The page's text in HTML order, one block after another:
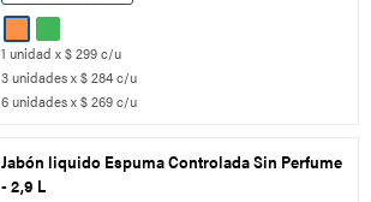
1 unidad x $ 299 c/u
3 unidades x $ 284 c/u
6 unidades x $ 269 c/u
Jabón liquido Espuma Controlada Sin Perfume
- 2,9 L